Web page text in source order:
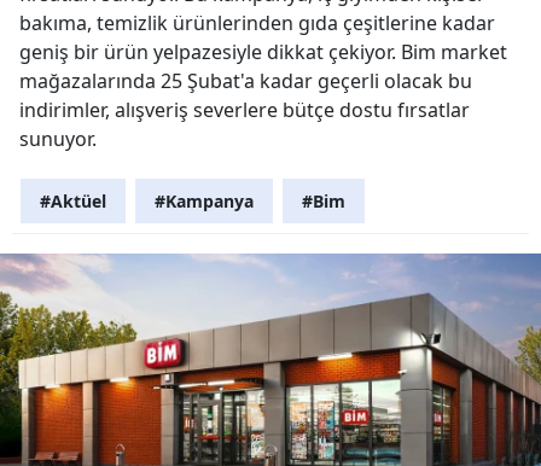
bakıma, temizlik ürünlerinden gıda çeşitlerine kadar
geniş bir ürün yelpazesiyle dikkat çekiyor. Bim market
mağazalarında 25 Şubat'a kadar geçerli olacak bu
indirimler, alışveriş severlere bütçe dostu fırsatlar
sunuyor.
#Aktüel #Kampanya #Bim